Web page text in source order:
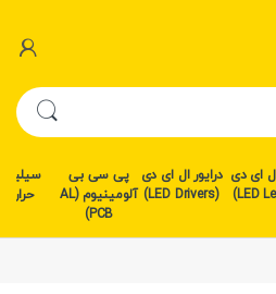
ای دی درایور ال ای دی
(LED Drivers)
پی سی بی
آلومینیوم (AL
PCB)
حرارتی